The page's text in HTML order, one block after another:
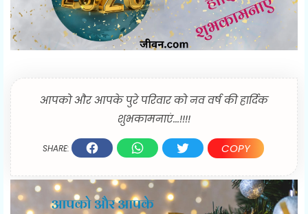
आपको और आपके पुरे परिवार को नव वर्ष की हार्दिक
शुभकामनाएं...!!!!
SHARE: COPY